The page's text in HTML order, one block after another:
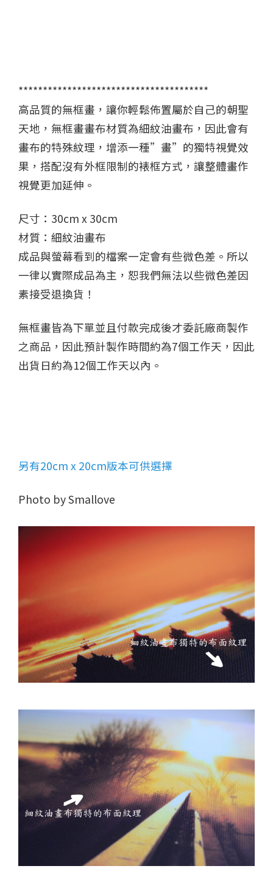
***************************************
高品質的無框畫，讓你輕鬆佈置屬於自己的朝聖
天地，無框畫畫布材質為細紋油畫布，因此會有
畫布的特殊紋理，增添一種”畫”的獨特視覺效
果，搭配沒有外框限制的裱框方式，讓整體畫作
視覺更加延伸。
尺寸：30cm x 30cm
材質：細紋油畫布
成品與螢幕看到的檔案一定會有些微色差。所以
一律以實際成品為主，恕我們無法以些微色差因
素接受退換貨！
無框畫皆為下單並且付款完成後才委託廠商製作
之商品，因此預計製作時間約為7個工作天，因此
出貨日約為12個工作天以內。
另有20cm x 20cm版本可供選擇
Photo by Smallove